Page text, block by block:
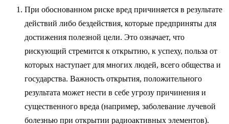
При обоснованном риске вред причиняется в результате
действий либо бездействия, которые предприняты для
достижения полезной цели. Это означает, что
рискующий стремится к открытию, к успеху, польза от
которых наступает для многих людей, всего общества и
государства. Важность открытия, положительного
результата может нести в себе угрозу причинения и
существенного вреда (например, заболевание лучевой
болезнью при открытии радиоактивных элементов).